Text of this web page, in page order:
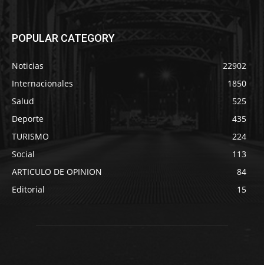
POPULAR CATEGORY
Noticias
22902
Internacionales
1850
Salud
525
Deporte
435
TURISMO
224
Social
113
ARTICULO DE OPINION
84
Editorial
15